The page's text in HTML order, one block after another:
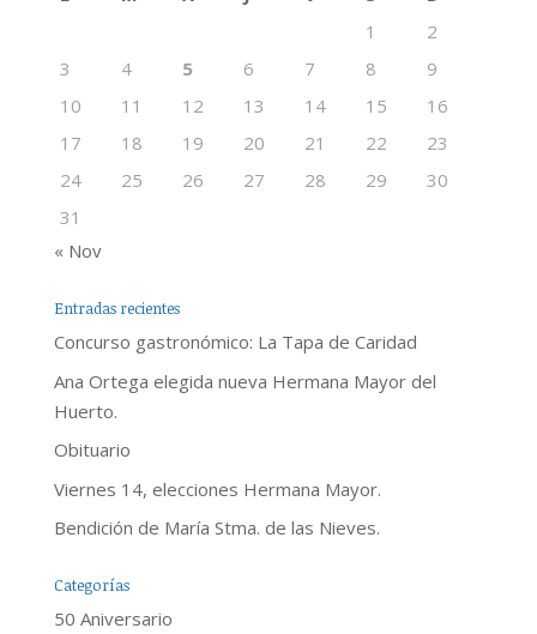
1
2
3
4 5 6 7 8
9
10
11 12 13 14 15
16
17
18 19 20 21 22
23
24
25 26 27 28 29
30
31
« Nov
Entradas recientes
Concurso gastronómico: La Tapa de Caridad
Ana Ortega elegida nueva Hermana Mayor del
Huerto.
Obituario
Viernes 14, elecciones Hermana Mayor.
Bendición de María Stma. de las Nieves.
Categorías
50 Aniversario